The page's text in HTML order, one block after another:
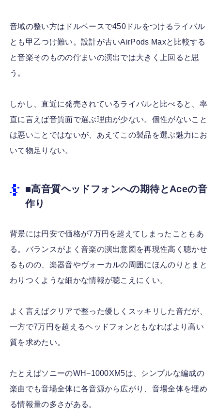
音域の整い方はドルベースで450ドルをつけるライバル
とも甲乙つけ難い。設計が古いAirPods Maxと比較する
と音楽そのものの佇まいの演出では大きく上回ると思
う。
しかし、直近に発売されているライバルと比べると、率
直に言えば音質面で選ぶ理由が少ない。個性がないこと
は悪いことではないが、あえてこの製品を選ぶ魅力にお
いて物足りない。
■高音質ヘッドフォンへの期待とAceの音
作り
背景には円安で価格が7万円を超えてしまったこともあ
る。バランスがよく音楽の演出意図を再現性高く聴かせ
るものの、楽器音やヴォーカルの周囲にほんのりとまと
わりつくような細かな情報が聴こえにくい。
よく言えばクリアで整った優しくスッキリした音だが、
一方で7万円を超えるヘッドフォンともなればより高い
質を求めたい。
たとえばソニーのWH−1000XM5は、シンプルな編成の
楽曲でも音場全体に各音源から広がり、音場全体を埋め
る情報量の多さがある。